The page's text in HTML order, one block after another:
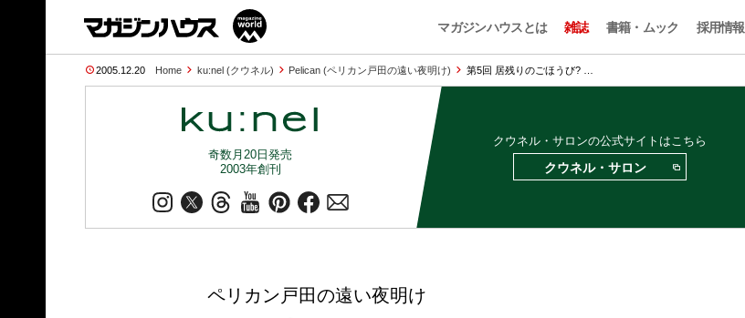
マガジンハウスとは 雑誌 書籍・ムック 採用情報
2005.12.20 Home ku:nel (クウネル) Pelican (ペリカン戸田の遠い夜明け) 第5回 居残りのごほうび? …
奇数月20日発売
2003年創刊
クウネル・サロンの公式サイトはこちら
クウネル・サロン
ペリカン戸田の遠い夜明け